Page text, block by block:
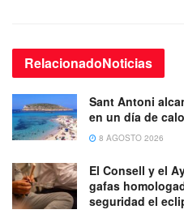
RelacionadoNoticias
Sant Antoni
en un día de
8 AGOSTO 2026
El Consell y el
gafas
seguridad el